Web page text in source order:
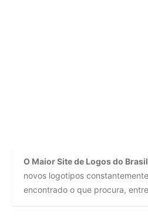
O Maior Site de Logos do Brasil
novos logotipos
encontrado o que procura,